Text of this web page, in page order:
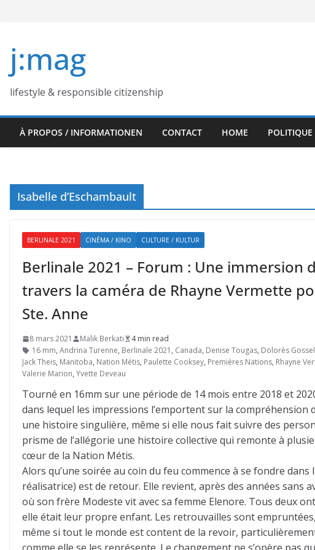
j:mag
lifestyle & responsible citizenship
À PROPOS / INFORMATIONEN CONTACT HOME
Isabelle d’Eschambault
BERLINALE 2021 CINÉMA / KINO CULTURE / KULTUR
Berlinale 2021 – Forum : Une immersion
travers la caméra de Rhayne Vermette
Ste. Anne
8 mars 2021 Malik Berkati
4 min read
16 mm, Andrina Turenne, Berlinale 2021 , Canada, Denise Tougas, Dolorès
Jack Theis, Manitoba, Nation Métis, Paulette Cooksey, Premières Nations, Rhayne
Valerie Marion, Yvette Deveau
Tourné en 16mm sur une période de 14 mois entre 2018 et
dans lequel les impressions l’emportent sur la compréhension
une histoire singulière, même si elle nous fait suivre des
prisme de l’allégorie une histoire collective qui remonte à
cœur de la Nation Métis.
Alors qu’une soirée au coin du feu commence à se fondre
réalisatrice) est de retour. Elle revient, après des années sans
où son frère Modeste vit avec sa femme Elenore. Tous deux
elle était leur propre enfant. Les retrouvailles sont
même si tout le monde est content de la revoir,